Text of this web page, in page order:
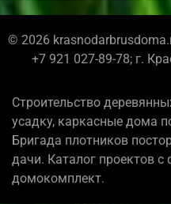
© 2026
+7 921 027-89-78; г.
Строительство
усадку, каркасные дома
Бригада плотников
дачи. Каталог проектов
домокомплект.